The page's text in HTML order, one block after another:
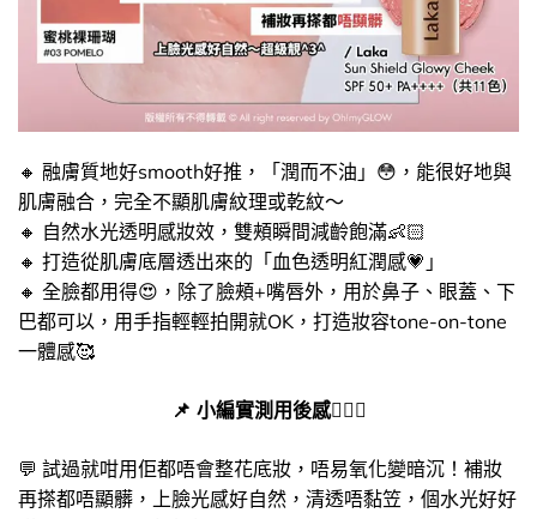
🔸 融膚質地好smooth好推，「潤而不油」😳，能很好地與
肌膚融合，完全不顯肌膚紋理或乾紋～
🔸 自然水光透明感妝效，雙頰瞬間減齡飽滿👶🏻​
🔸 打造從肌膚底層透出來的「血色透明紅潤感💗​」
🔸 全臉都用得😍，除了臉頰+嘴唇外，用於鼻子、眼蓋、下
巴都可以，用手指輕輕拍開就OK，打造妝容tone-on-tone
一體感🥰
📌​ 小編實測用後感🙆🏻‍♀️​
💬​ 試過就咁用佢都唔會整花底妝，唔易氧化變暗沉！​補妝
再搽都唔顯髒，上臉光感好自然，清透唔黏笠，個水光好好